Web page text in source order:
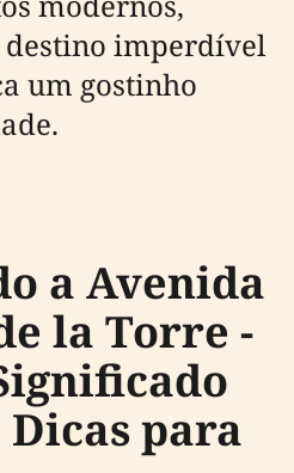
imperdível
um gostinho
a Avenida
la Torre -
para